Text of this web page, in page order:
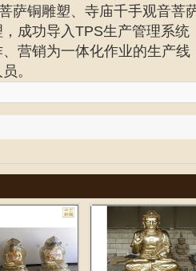
萨铜雕塑、寺庙千手观音菩
成功导入TPS生产管理系
营销为一体化作业的生产
。